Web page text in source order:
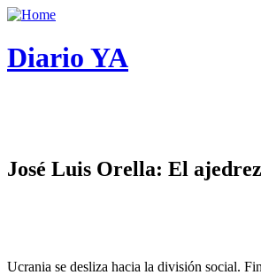
Diario YA
José Luis Orella: El
Ucrania se desliza hacia la división social.